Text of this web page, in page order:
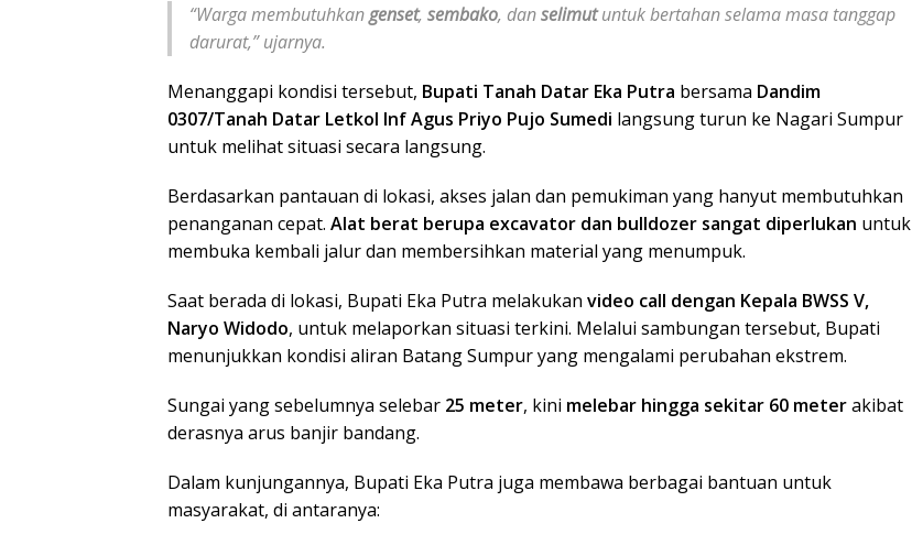
“Warga membutuhkangenset, sembako, danselimutuntuk bertahan selama masa tanggap
darurat,” ujarnya.
Menanggapi kondisi tersebut, Bupati Tanah Datar Eka Putra bersama Dandim
0307/Tanah Datar Letkol Inf Agus Priyo Pujo Sumedi langsung turun ke Nagari Sumpur
untuk melihat situasi secara langsung.
Berdasarkan pantauan di lokasi, akses jalan dan pemukiman yang hanyut membutuhkan
penanganan cepat. Alat berat berupa excavator dan bulldozer sangat diperlukan untuk
membuka kembali jalur dan membersihkan material yang menumpuk.
Saat berada di lokasi, Bupati Eka Putra melakukan video call dengan Kepala BWSS V,
Naryo Widodo, untuk melaporkan situasi terkini. Melalui sambungan tersebut, Bupati
menunjukkan kondisi aliran Batang Sumpur yang mengalami perubahan ekstrem.
Sungai yang sebelumnya selebar 25 meter, kini melebar hingga sekitar 60 meterakibat
derasnya arus banjir bandang.
Dalam kunjungannya, Bupati Eka Putra juga membawa berbagai bantuan untuk
masyarakat, di antaranya: